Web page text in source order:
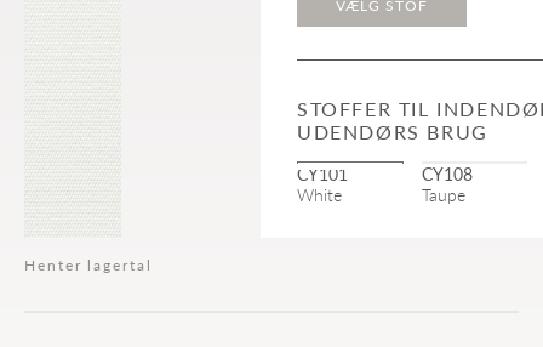
VÆLG STOF
STOFFER TIL
UDENDØRS BRUG
CY101
White
CY108
Taupe
Henter lagertal